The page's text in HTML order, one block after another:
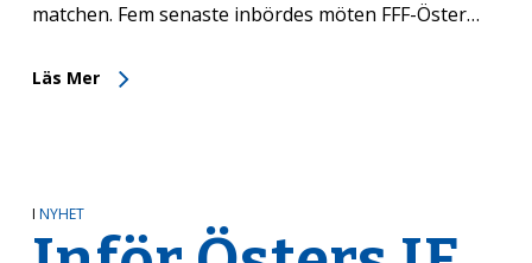
matchen. Fem senaste inbördes möten FFF-Öster…
Läs Mer
I NYHET